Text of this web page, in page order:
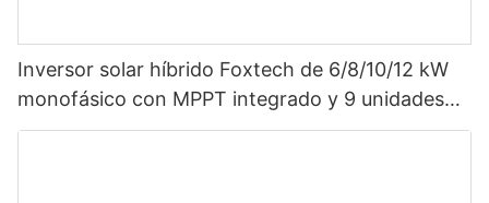
Inversor solar híbrido Foxtech de 6/8/10/12 kW
monofásico con MPPT integrado y 9 unidades
en paralelo para sistema fotovoltaico.